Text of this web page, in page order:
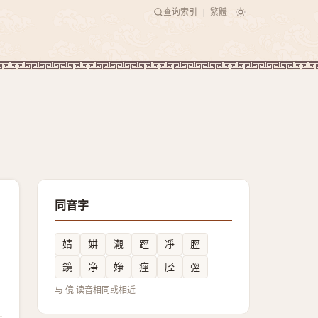
查询索引 繁體
同音字
婧 妌 㵾 踁 凈
脛
鏡
净 婙 痙 胫 弳
与 傹 读音相同或相近